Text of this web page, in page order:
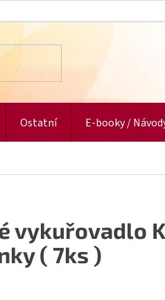
Ostatní E-booky /
vykuřovadlo
( 7ks )